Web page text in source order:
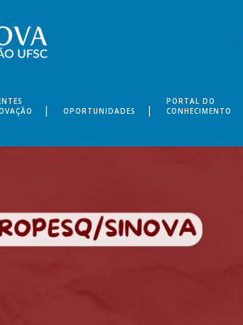
OPORTUNIDADES
PORTAL DO
CONHECIMENTO